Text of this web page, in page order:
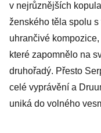
v nejrůznějších
ženského těla spolu
uhrančivé
které zapomnělo na
druhořadý. Přesto
celé vyprávění a
uniká do volného